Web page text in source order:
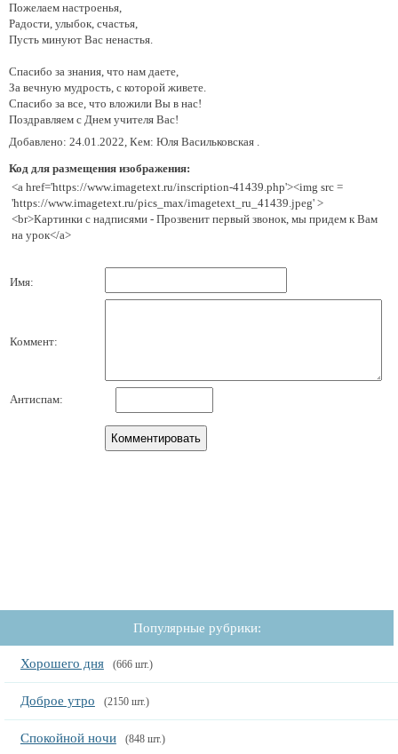
Пожелаем настроенья,
Радости, улыбок, счастья,
Пусть минуют Вас ненастья.
Спасибо за знания, что нам даете,
За вечную мудрость, с которой живете.
Спасибо за все, что вложили Вы в нас!
Поздравляем с Днем учителя Вас!
Добавлено: 24.01.2022, Кем: Юля Васильковская .
Код для размещения изображения:
<a href='https://www.imagetext.ru/inscription-41439.php'><img src =
'https://www.imagetext.ru/pics_max/imagetext_ru_41439.jpeg' >
<br>Картинки с надписями - Прозвенит первый звонок, мы придем к Вам
на урок</a>
Имя:
Коммент:
Антиспам:
Популярные рубрики:
Хорошего дня (666 шт.)
Доброе утро (2150 шт.)
Спокойной ночи (848 шт.)